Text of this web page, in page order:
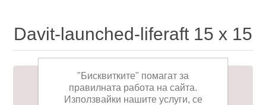
Davit-launched-liferaft 15 x 15
To indicate the location of, or route to, a davit
launched liferaft.
"Бисквитките" помагат за
правилната работа на сайта.
Използвайки нашите услуги, се